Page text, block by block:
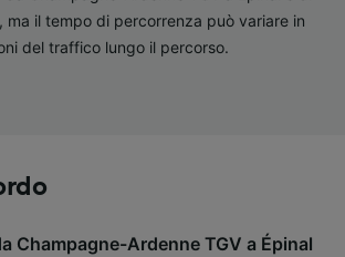
ma il tempo di percorrenza può variare in
del traffico lungo il percorso.
Champagne-Ardenne TGV a Épinal